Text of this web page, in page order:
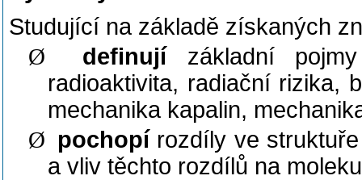
Studující na základě získaných
Ø
definují základní
radioaktivita, radiační rizika,
mechanika kapalin,
Ø pochopí rozdíly ve
a vliv těchto rozdílů na